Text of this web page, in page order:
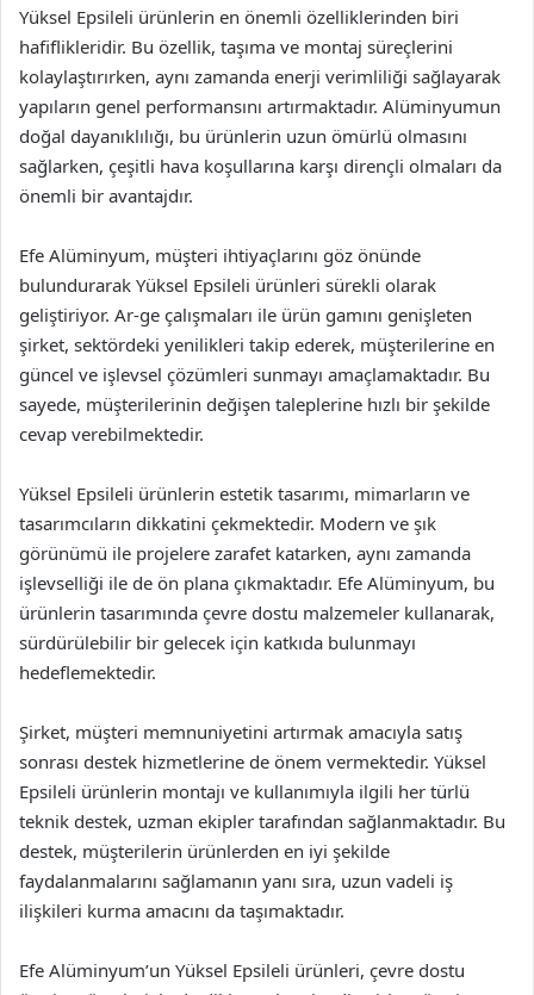
Yüksel Epsileli ürünlerin en önemli özelliklerinden biri
hafiflikleridir. Bu özellik, taşıma ve montaj süreçlerini
kolaylaştırırken, aynı zamanda enerji verimliliği sağlayarak
yapıların genel performansını artırmaktadır. Alüminyumun
doğal dayanıklılığı, bu ürünlerin uzun ömürlü olmasını
sağlarken, çeşitli hava koşullarına karşı dirençli olmaları da
önemli bir avantajdır.
Efe Alüminyum, müşteri ihtiyaçlarını göz önünde
bulundurarak Yüksel Epsileli ürünleri sürekli olarak
geliştiriyor. Ar-ge çalışmaları ile ürün gamını genişleten
şirket, sektördeki yenilikleri takip ederek, müşterilerine en
güncel ve işlevsel çözümleri sunmayı amaçlamaktadır. Bu
sayede, müşterilerinin değişen taleplerine hızlı bir şekilde
cevap verebilmektedir.
Yüksel Epsileli ürünlerin estetik tasarımı, mimarların ve
tasarımcıların dikkatini çekmektedir. Modern ve şık
görünümü ile projelere zarafet katarken, aynı zamanda
işlevselliği ile de ön plana çıkmaktadır. Efe Alüminyum, bu
ürünlerin tasarımında çevre dostu malzemeler kullanarak,
sürdürülebilir bir gelecek için katkıda bulunmayı
hedeflemektedir.
Şirket, müşteri memnuniyetini artırmak amacıyla satış
sonrası destek hizmetlerine de önem vermektedir. Yüksel
Epsileli ürünlerin montajı ve kullanımıyla ilgili her türlü
teknik destek, uzman ekipler tarafından sağlanmaktadır. Bu
destek, müşterilerin ürünlerden en iyi şekilde
faydalanmalarını sağlamanın yanı sıra, uzun vadeli iş
ilişkileri kurma amacını da taşımaktadır.
Efe Alüminyum’un Yüksel Epsileli ürünleri, çevre dostu